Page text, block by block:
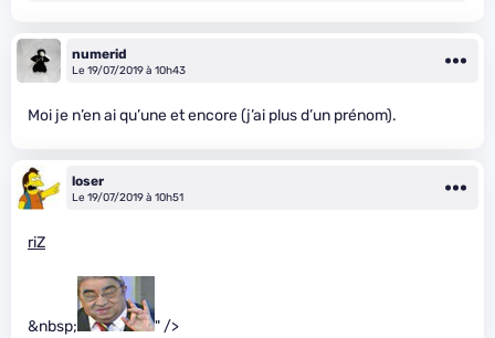
numerid
Le 19/07/2019 à 10h43
Moi je n’en ai qu’une et encore (j’ai plus d’un prénom).
loser
Le 19/07/2019 à 10h51
riZ
&nbsp; " />